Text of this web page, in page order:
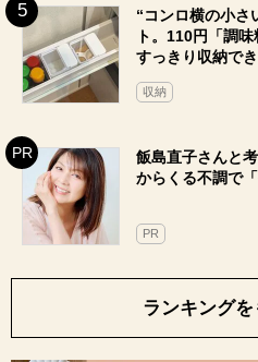
“コンロ横の小さ
ト。110円「調
すっきり収納で
収納
飯島直子さんと
からくる不調で
PR
ランキング